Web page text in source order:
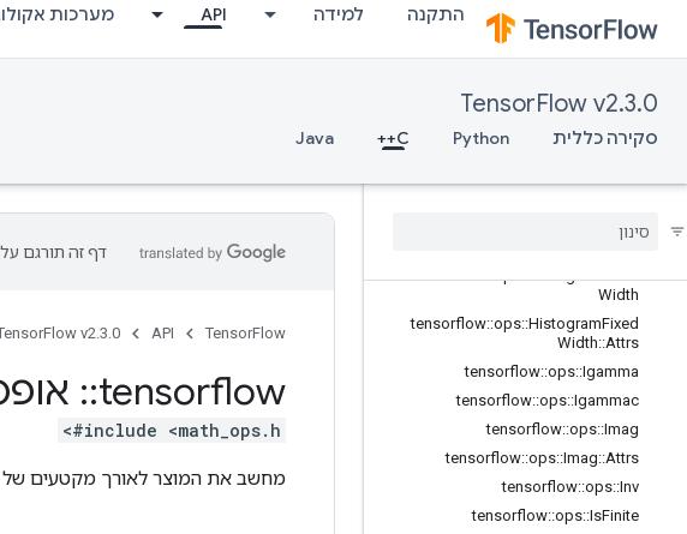
התקנה למידה API מערכות
TensorFlow v2.3.0
סקירה כללית Python
C++
Java
tensorflow::ops::EuclideanNorm::Attr
s
tensorflow::ops::Expm1
tensorflow::ops::Floor
tensorflow::ops::FloorMod
tensorflow::ops::HistogramFixed
Width
tensorflow::ops::HistogramFixed
Width::Attrs
tensorflow::ops::Igamma
tensorflow::ops::Igammac
tensorflow::ops::Imag
tensorflow::ops::Imag::Attrs
tensorflow::ops::Inv
tensorflow::ops::IsFinite
דף זה תורגם על
TensorFlow
API
v2.3.0
tensorflow
::
#include <math_ops.h>
מחשב את המוצר לאורך מקטעים של